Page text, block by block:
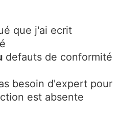
que j'ai ecrit
defauts de conformité
besoin d'expert pour
est absente